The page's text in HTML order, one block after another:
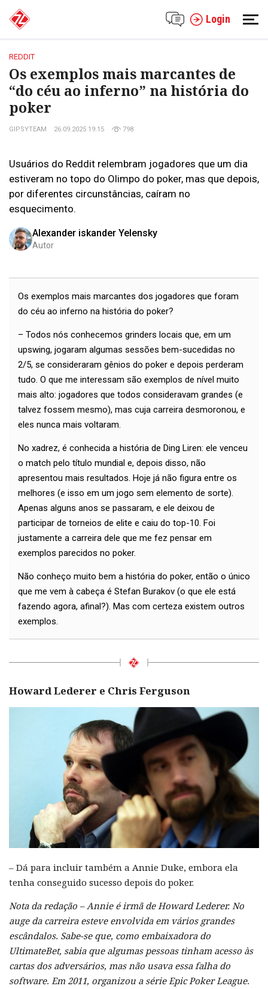
Login
REDDIT
Os exemplos mais marcantes de
“do céu ao inferno” na história do
poker
GIPSYTEAM 26.09.2025 19:15 798
Usuários do Reddit relembram jogadores que um dia
estiveram no topo do Olimpo do poker, mas que depois,
por diferentes circunstâncias, caíram no
esquecimento.
Alexander iskander Yelensky
Autor
Os exemplos mais marcantes dos jogadores que foram
do céu ao inferno na história do poker?
– Todos nós conhecemos grinders locais que, em um
upswing, jogaram algumas sessões bem-sucedidas no
2/5, se consideraram gênios do poker e depois perderam
tudo. O que me interessam são exemplos de nível muito
mais alto: jogadores que todos consideravam grandes (e
talvez fossem mesmo), mas cuja carreira desmoronou, e
eles nunca mais voltaram.
No xadrez, é conhecida a história de Ding Liren: ele venceu
o match pelo título mundial e, depois disso, não
apresentou mais resultados. Hoje já não figura entre os
melhores (e isso em um jogo sem elemento de sorte).
Apenas alguns anos se passaram, e ele deixou de
participar de torneios de elite e caiu do top-10. Foi
justamente a carreira dele que me fez pensar em
exemplos parecidos no poker.
Não conheço muito bem a história do poker, então o único
que me vem à cabeça é Stefan Burakov (o que ele está
fazendo agora, afinal?). Mas com certeza existem outros
exemplos.
Howard Lederer e Chris Ferguson
– Dá para incluir também a Annie Duke, embora ela
tenha conseguido sucesso depois do poker.
Nota da redação – Annie é irmã de Howard Lederer. No
auge da carreira esteve envolvida em vários grandes
escândalos. Sabe-se que, como embaixadora do
UltimateBet, sabia que algumas pessoas tinham acesso às
cartas dos adversários, mas não usava essa falha do
software. Em 2011, organizou a série Epic Poker League.